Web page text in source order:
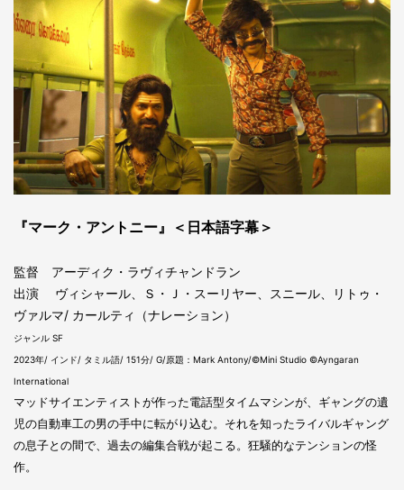
『マーク・アントニー』＜日本語字幕＞
監督 アーディク・ラヴィチャンドラン
出演 ヴィシャール、Ｓ・Ｊ・スーリヤー、スニール、リトゥ・
ヴァルマ/ カールティ（ナレーション）
ジャンル SF
2023年/ インド/ タミル語/ 151分/ G/原題：Mark Antony/©Mini Studio ©Ayngaran
International
マッドサイエンティストが作った電話型タイムマシンが、ギャングの遺
児の自動車工の男の手中に転がり込む。それを知ったライバルギャング
の息子との間で、過去の編集合戦が起こる。狂騒的なテンションの怪
作。